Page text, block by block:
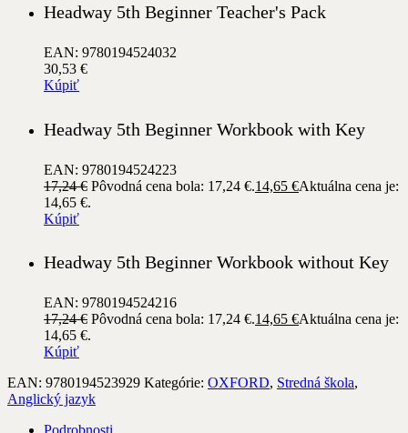
Headway 5th Beginner Teacher's Pack
EAN: 9780194524032
30,53 €
Kúpiť
Headway 5th Beginner Workbook with Key
EAN: 9780194524223
17,24€ Pôvodná cena bola: 17,24 €.14,65 €Aktuálna cena je:
14,65 €.
Kúpiť
Headway 5th Beginner Workbook without Key
EAN: 9780194524216
17,24€ Pôvodná cena bola: 17,24 €.14,65 €Aktuálna cena je:
14,65 €.
Kúpiť
EAN: 9780194523929 Kategórie: OXFORD, Stredná škola,
Anglický jazyk